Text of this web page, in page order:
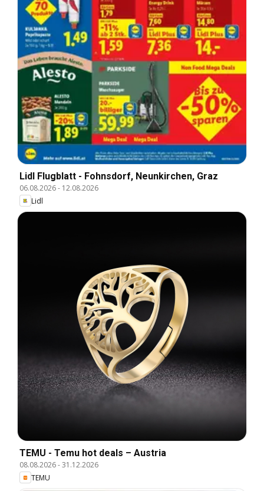
Lidl Flugblatt - Fohnsdorf, Neunkirchen, Graz
06.08.2026- 12.08.2026
Lidl
TEMU - Temu hot deals – Austria
08.08.2026-31.12.2026
TEMU